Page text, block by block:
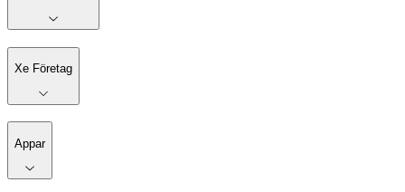
Xe Företag
Appar